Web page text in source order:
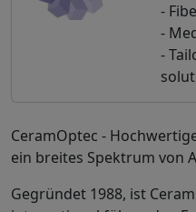
-
-
-
CeramOptec -
ein breites Spektrum von
Gegründet 1988, ist